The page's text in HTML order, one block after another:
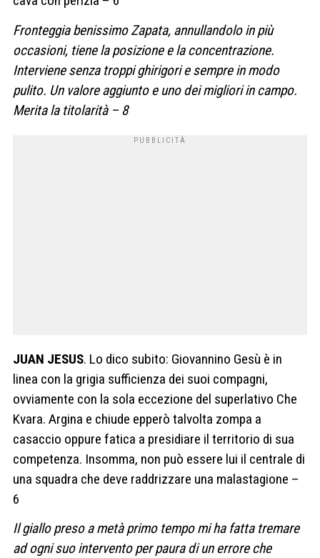
Fronteggia benissimo Zapata, annullandolo in più
occasioni, tiene la posizione e la concentrazione.
Interviene senza troppi ghirigori e sempre in modo
pulito. Un valore aggiunto e uno dei migliori in campo.
Merita la titolarità – 8
JUAN JESUS. Lo dico subito: Giovannino Gesù è in
linea con la grigia sufficienza dei suoi compagni,
ovviamente con la sola eccezione del superlativo Che
Kvara. Argina e chiude epperò talvolta zompa a
casaccio oppure fatica a presidiare il territorio di sua
competenza. Insomma, non può essere lui il centrale di
una squadra che deve raddrizzare una malastagione –
6
Il giallo preso a metà primo tempo mi ha fatta tremare
ad ogni suo intervento per paura di un errore che